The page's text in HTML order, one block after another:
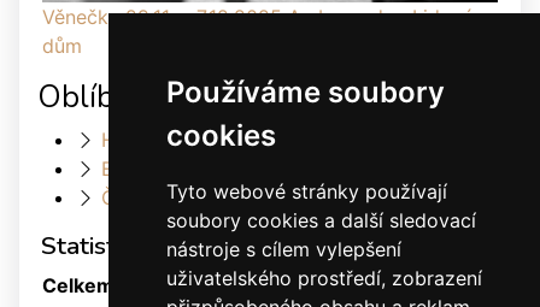
Používáme soubory
cookies
Tyto webové stránky používají
soubory cookies a další sledovací
nástroje s cílem vylepšení
uživatelského prostředí, zobrazení
Věnečky 29.11. a 7.12.2025 Ambassador, Lidový
dům
Oblíbené odkazy
Heller Dance & Fashion
Elis Dance Sport s.r.o.
Český svaz tanečního sportu
Statistiky
Celkem:
1880045